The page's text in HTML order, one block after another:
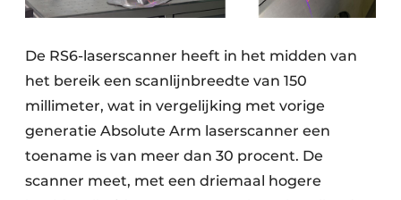
De RS6-laserscanner heeft in het midden van
het bereik een scanlijnbreedte van 150
millimeter, wat in vergelijking met vorige
generatie Absolute Arm laserscanner een
toename is van meer dan 30 procent. De
scanner meet, met een driemaal hogere